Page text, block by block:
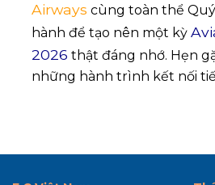
Airways cùng toàn thể
hành để tạo nên một kỳ
2026 thật đáng nhớ. Hẹn
những hành trình kết nối